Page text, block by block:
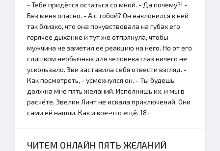
- Тебе придётся остаться со мной. - Да почему?! -
Без меня опасно. - А с тобой? Он наклонился к ней
так близко, что она почувствовала на губах его
горячее дыхание и тут же отпрянула, чтобы
мужчина не заметил её реакцию на него. Но от его
слишком необычных для человека глаз ничего не
ускользало. Эви заставила себя отвести взгляд. -
Как посмотреть, - усмехнулся он. - Ты будешь
должна мне пять желаний. Исполнишь их, и мы в
расчёте. Эвелин Линт не искала приключений. Они
сами её нашли. Как и кое-что ещё. 18+
ЧИТЕМ ОНЛАЙН ПЯТЬ ЖЕЛАНИЙ